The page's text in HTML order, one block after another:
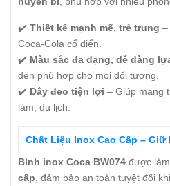
✔️ Thiết kế mạnh mẽ, trẻ trung –
Coca-Cola cổ điển.
✔️ Màu sắc đa dạng, dễ dàng
đen phù hợp cho mọi đối tượng.
✔️ Dây đeo tiện lợi – Giúp mang
làm, du lịch.
Chất Liệu Inox Cao Cấp – Giữ
Bình inox Coca BW074 được
cấp , đảm bảo an toàn tuyệt đối